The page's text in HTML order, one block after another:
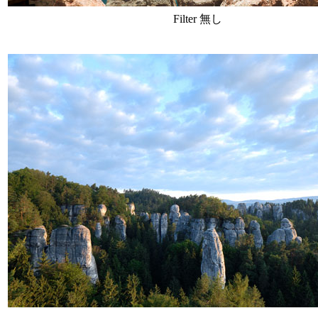
Filter 無し